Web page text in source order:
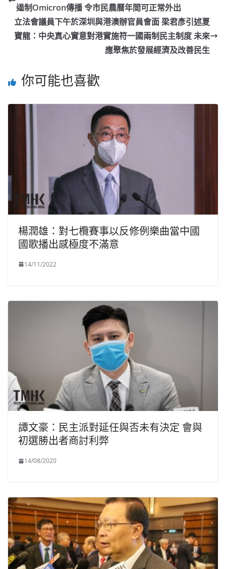
遏制Omicron傳播 令市民農曆年間可正常外出
立法會議員下午於深圳與港澳辦官員會面 梁君彥引述夏
寶龍：中央真心實意對港實施符一國兩制民主制度 未來
應聚焦於發展經濟及改善民生
你可能也喜歡
楊潤雄：對七欖賽事以反修例樂曲當中國
國歌播出感極度不滿意
14/11/2022
譚文豪：民主派對延任與否未有決定 會與
初選勝出者商討利弊
14/08/2020